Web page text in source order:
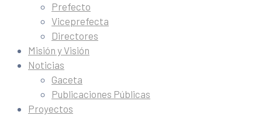
Prefecto
Viceprefecta
Directores
Misión y Visión
Noticias
Gaceta
Publicaciones Públicas
Proyectos